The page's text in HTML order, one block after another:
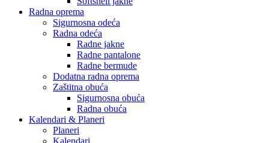
Radna oprema
Sigurnosna odeća
Radna odeća
Radne jakne
Radne pantalone
Radne bermude
Dodatna radna oprema
Zaštitna obuća
Sigurnosna obuća
Radna obuća
Kalendari & Planeri
Planeri